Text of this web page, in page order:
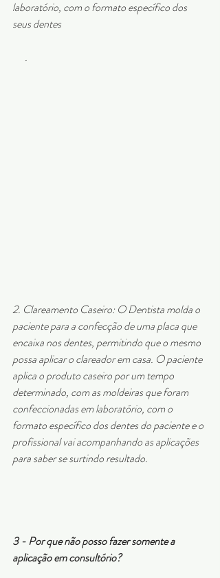
laboratório, com o formato específico dos
seus dentes
.
2. Clareamento Caseiro: O Dentista molda o
paciente para a confecção de uma placa que
encaixa nos dentes, permitindo que o mesmo
possa aplicar o clareador em casa. O paciente
aplica o produto caseiro por um tempo
determinado, com as moldeiras que foram
confeccionadas em laboratório, com o
formato específico dos dentes do paciente e o
profissional vai acompanhando as aplicações
para saber se surtindo resultado.
3 - Por que não posso fazer somente a
aplicação em consultório?